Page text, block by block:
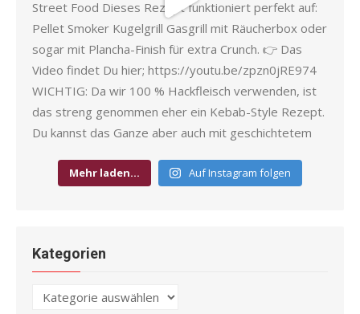
Mehr laden… Auf Instagram folgen
Kategorien
Kategorien